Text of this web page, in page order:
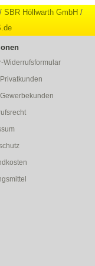
SBR Höllwarth GmbH /
Widerrufsformular